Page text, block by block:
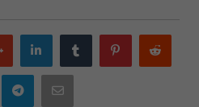
Google
plus
LinkedIn Tumblr Pinterest
Print Telegram